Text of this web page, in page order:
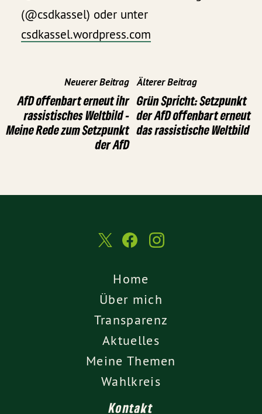
(@csdkassel) oder unter
csdkassel.wordpress.com
Neuerer Beitrag
AfD offenbart erneut ihr
rassistisches Weltbild -
Meine Rede zum Setzpunkt
der AfD
Älterer Beitrag
Grün Spricht: Setzpunkt
der AfD offenbart erneut
das rassistische Weltbild
Home
Über mich
Transparenz
Aktuelles
Meine Themen
Wahlkreis
Kontakt